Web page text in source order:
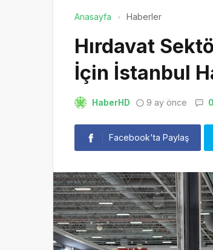
Anasayfa Haberler
Hırdavat
İçin İstanbul
HaberHD 9 ay önce 0
Facebook'ta Paylaş